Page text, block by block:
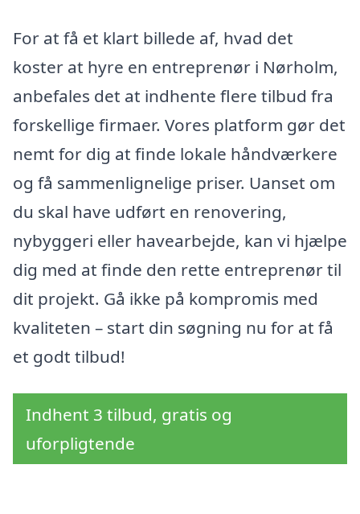
For at få et klart billede af, hvad det
koster at hyre en entreprenør i Nørholm,
anbefales det at indhente flere tilbud fra
forskellige firmaer. Vores platform gør det
nemt for dig at finde lokale håndværkere
og få sammenlignelige priser. Uanset om
du skal have udført en renovering,
nybyggeri eller havearbejde, kan vi hjælpe
dig med at finde den rette entreprenør til
dit projekt. Gå ikke på kompromis med
kvaliteten – start din søgning nu for at få
et godt tilbud!
Indhent 3 tilbud, gratis og
uforpligtende